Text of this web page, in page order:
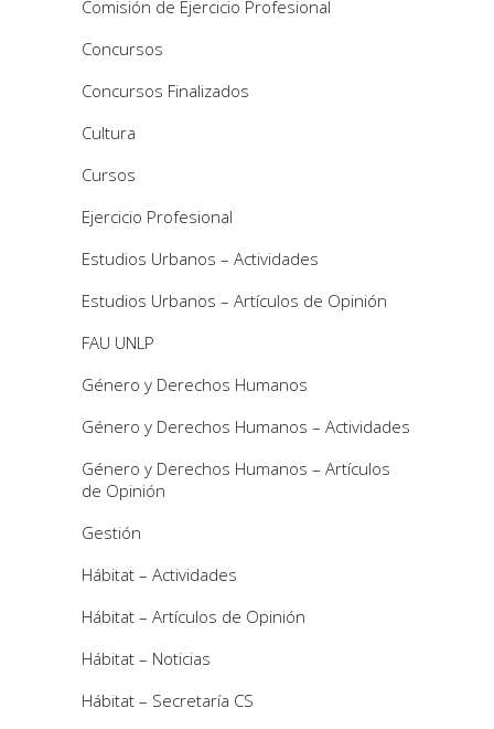
Comisión de Ejercicio Profesional
Concursos
Concursos Finalizados
Cultura
Cursos
Ejercicio Profesional
Estudios Urbanos – Actividades
Estudios Urbanos – Artículos de Opinión
FAU UNLP
Género y Derechos Humanos
Género y Derechos Humanos – Actividades
Género y Derechos Humanos – Artículos
de Opinión
Gestión
Hábitat – Actividades
Hábitat – Artículos de Opinión
Hábitat – Noticias
Hábitat – Secretaría CS